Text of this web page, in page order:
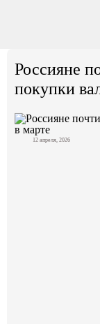
Россияне
покупки
12 апреля, 2026